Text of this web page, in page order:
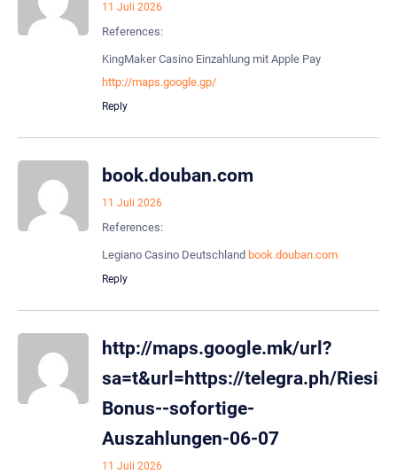
11 Juli 2026
References:
KingMaker Casino Einzahlung mit Apple Pay
http://maps.google.gp/
Reply
book.douban.com
11 Juli 2026
References:
Legiano Casino Deutschland book.douban.com
Reply
http://maps.google.mk/url?
sa=t&url=https://telegra.ph/
Bonus--sofortige-
Auszahlungen-06-07
11 Juli 2026